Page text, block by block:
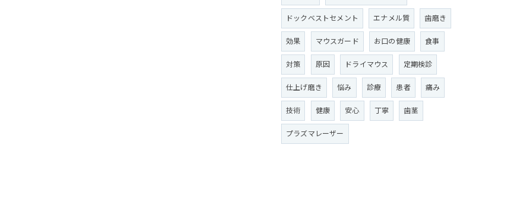
ドックベストセメント エナメル質 歯磨き
効果 マウスガード お口の健康 食事
対策 原因 ドライマウス 定期検診
仕上げ磨き 悩み 診療 患者 痛み
技術 健康 安心 丁寧 歯茎
プラズマレーザー